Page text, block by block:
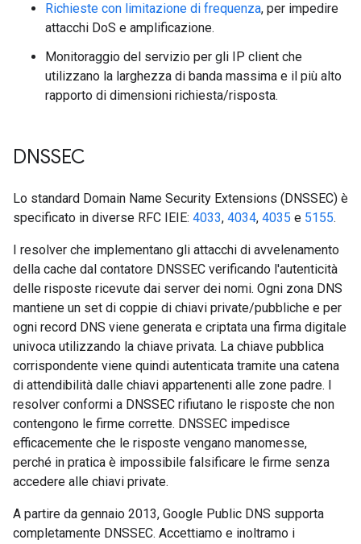
Richieste con limitazione di frequenza, per impedire
attacchi DoS e amplificazione.
Monitoraggio del servizio per gli IP client che
utilizzano la larghezza di banda massima e il più alto
rapporto di dimensioni richiesta/risposta.
DNSSEC
Lo standard Domain Name Security Extensions (DNSSEC) è
specificato in diverse RFC IEIE: 4033, 4034, 4035 e 5155.
I resolver che implementano gli attacchi di avvelenamento
della cache dal contatore DNSSEC verificando l'autenticità
delle risposte ricevute dai server dei nomi. Ogni zona DNS
mantiene un set di coppie di chiavi private/pubbliche e per
ogni record DNS viene generata e criptata una firma digitale
univoca utilizzando la chiave privata. La chiave pubblica
corrispondente viene quindi autenticata tramite una catena
di attendibilità dalle chiavi appartenenti alle zone padre. I
resolver conformi a DNSSEC rifiutano le risposte che non
contengono le firme corrette. DNSSEC impedisce
efficacemente che le risposte vengano manomesse,
perché in pratica è impossibile falsificare le firme senza
accedere alle chiavi private.
A partire da gennaio 2013, Google Public DNS supporta
completamente DNSSEC. Accettiamo e inoltramo i